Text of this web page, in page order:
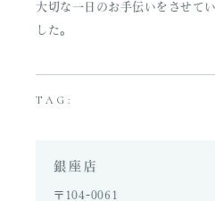
大切な一日のお手伝いをさせて
した。
TAG:
銀座店
〒104-0061